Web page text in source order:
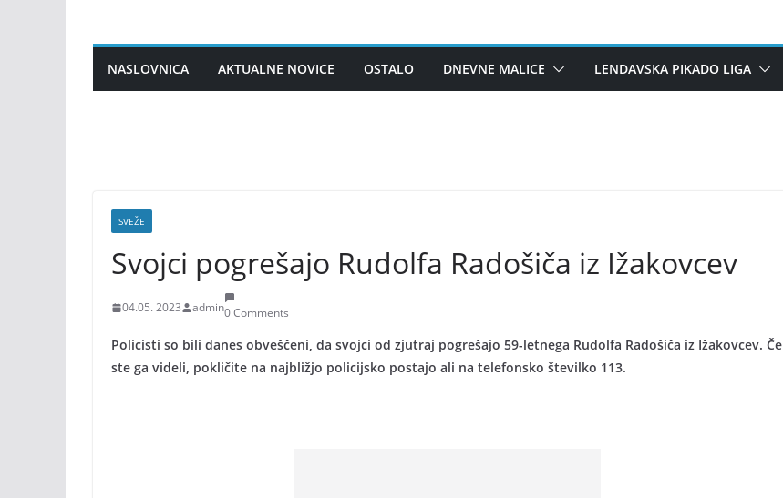
contentNASLOVNICA AKTUALNE NOVICE OSTALO DNEVNE MALICE LENDAVSKA PIKADO LIGA
SVEŽE
Svojci pogrešajo Rudolfa Radošiča iz Ižakovcev
04.05. 2023 admin0 Comments
Policisti so bili danes obveščeni, da svojci od zjutraj pogrešajo 59-letnega Rudolfa Radošiča iz Ižakovcev. Če
ste ga videli, pokličite na najbližjo policijsko postajo ali na telefonsko številko 113.